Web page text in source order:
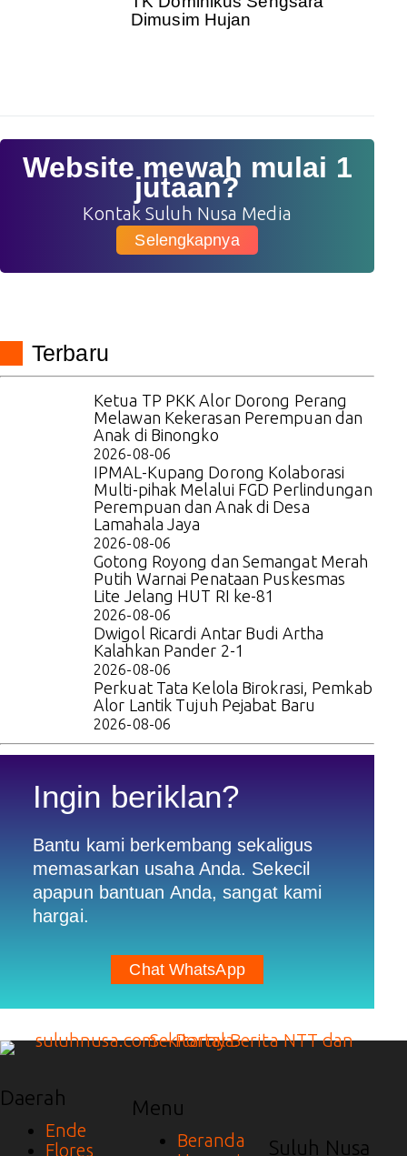
Dimusim Hujan
Website mewah mulai 1
jutaan?
Kontak Suluh Nusa Media
Selengkapnya
Terbaru
Ketua TP PKK Alor Dorong Perang
Melawan Kekerasan Perempuan dan
Anak di Binongko
2026-08-06
IPMAL-Kupang Dorong Kolaborasi
Multi-pihak Melalui FGD Perlindungan
Perempuan dan Anak di Desa
Lamahala Jaya
2026-08-06
Gotong Royong dan Semangat Merah
Putih Warnai Penataan Puskesmas
Lite Jelang HUT RI ke-81
2026-08-06
Dwigol Ricardi Antar Budi Artha
Kalahkan Pander 2-1
2026-08-06
Perkuat Tata Kelola Birokrasi, Pemkab
Alor Lantik Tujuh Pejabat Baru
2026-08-06
Ingin beriklan?
Bantu kami berkembang sekaligus
memasarkan usaha Anda. Sekecil
apapun bantuan Anda, sangat kami
hargai.
Chat WhatsApp
Daerah
Ende
Flores
Menu
Beranda
Suluh Nusa